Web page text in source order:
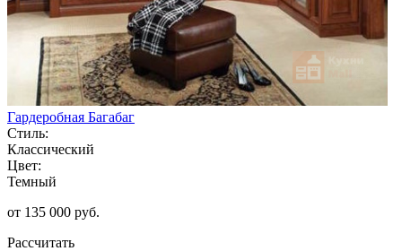
Гардеробная Багабаг
Стиль:
Классический
Цвет:
Темный
от 135 000 руб.
Рассчитать